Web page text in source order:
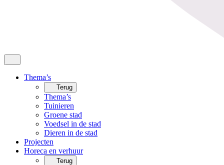
Thema’s
Terug
Thema’s
Tuinieren
Groene stad
Voedsel in de stad
Dieren in de stad
Projecten
Horeca en verhuur
Terug